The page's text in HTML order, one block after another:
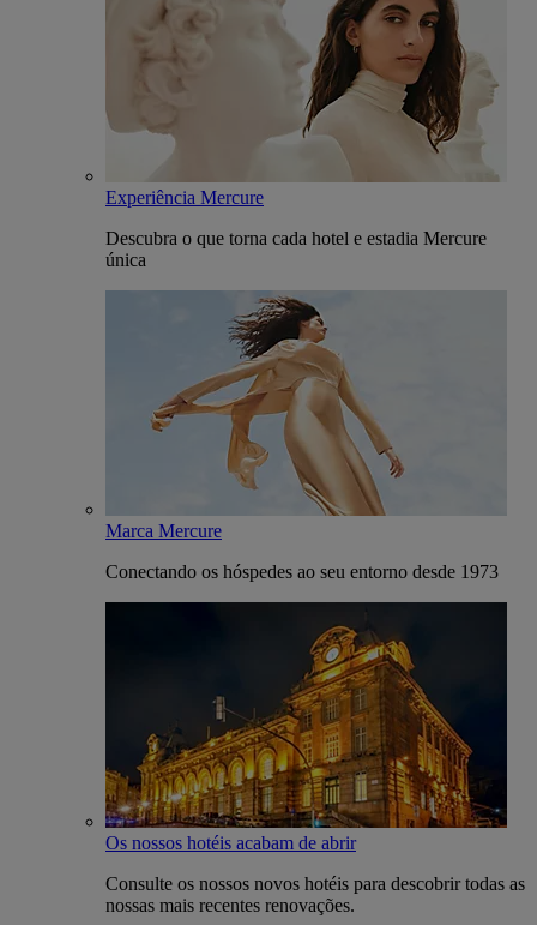
Experiência Mercure
Descubra o que torna cada hotel e estadia Mercure
única
Marca Mercure
Conectando os hóspedes ao seu entorno desde 1973
Os nossos hotéis acabam de abrir
Consulte os nossos novos hotéis para descobrir todas as
nossas mais recentes renovações.